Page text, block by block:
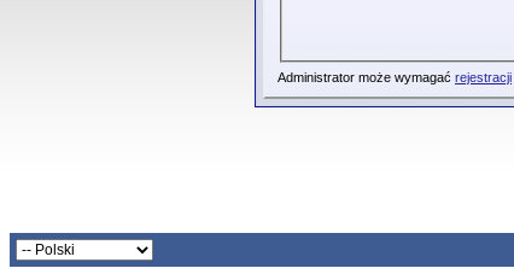
Administrator może wymagać rejestracji